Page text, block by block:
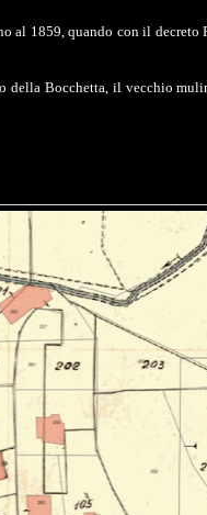
al 1859, quando con il
della Bocchetta, il vecchio